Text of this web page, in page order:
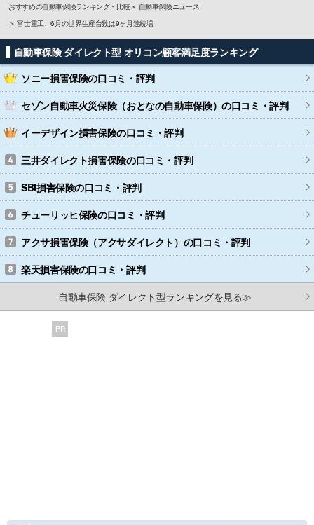
おすすめの自動車保険ランキング・比較
自動車保険ニュース
富士重工、6月の世界生産台数は9ヶ月連続増
自動車保険 ダイレクト型 オリコン顧客満足度ランキング
ソニー損害保険の口コミ・評判
セゾン自動車火災保険（おとなの自動車保険）の口コミ・評判
イーデザイン損害保険の口コミ・評判
三井ダイレクト損害保険の口コミ・評判
SBI損害保険の口コミ・評判
チューリッヒ保険の口コミ・評判
アクサ損害保険（アクサダイレクト） の口コミ・評判
楽天損害保険の口コミ・評判
自動車保険 ダイレクト型ランキングを見る≫
PR